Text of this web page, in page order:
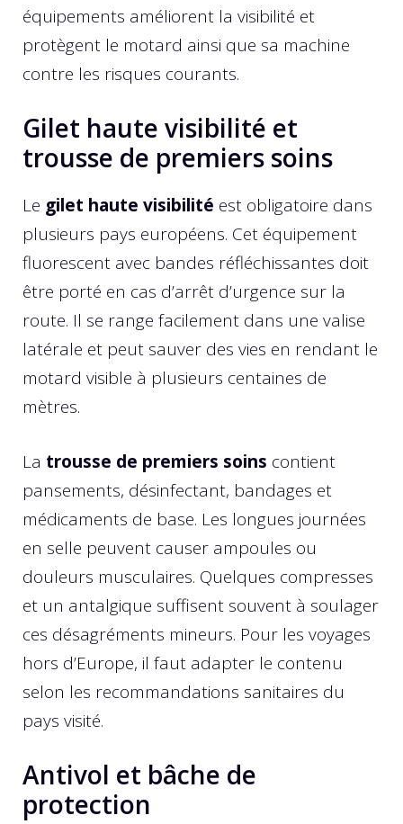
équipements améliorent la visibilité et
protègent le motard ainsi que sa machine
contre les risques courants.
Gilet haute visibilité et
trousse de premiers soins
Le gilet haute visibilité est obligatoire dans
plusieurs pays européens. Cet équipement
fluorescent avec bandes réfléchissantes doit
être porté en cas d’arrêt d’urgence sur la
route. Il se range facilement dans une valise
latérale et peut sauver des vies en rendant le
motard visible à plusieurs centaines de
mètres.
La trousse de premiers soins contient
pansements, désinfectant, bandages et
médicaments de base. Les longues journées
en selle peuvent causer ampoules ou
douleurs musculaires. Quelques compresses
et un antalgique suffisent souvent à soulager
ces désagréments mineurs. Pour les voyages
hors d’Europe, il faut adapter le contenu
selon les recommandations sanitaires du
pays visité.
Antivol et bâche de
protection